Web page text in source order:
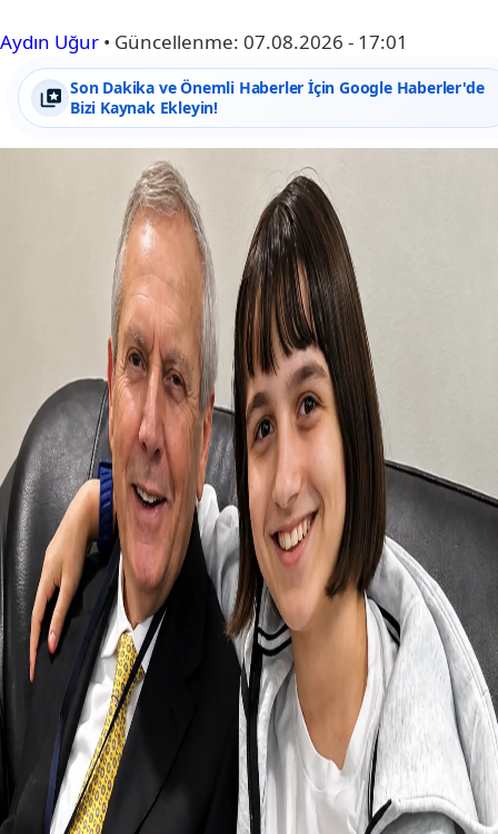
Aydın Uğur • Güncellenme: 07.08.2026 - 17:01
Son Dakika ve Önemli Haberler İçin Google Haberler'de
Bizi Kaynak Ekleyin!